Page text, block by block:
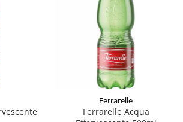
Ferrarelle
Ferrarelle Acqua